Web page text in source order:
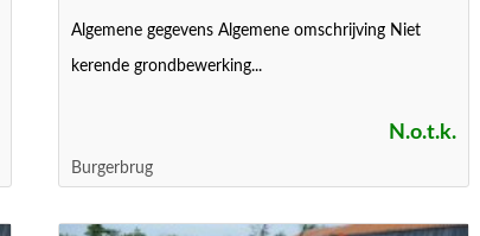
Algemene gegevens Algemene omschrijving Niet
kerende grondbewerking...
N.o.t.k.
Burgerbrug